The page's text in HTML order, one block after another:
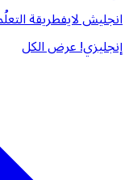
انجليش لايفطريقة
إنجليزي! عرض الكل